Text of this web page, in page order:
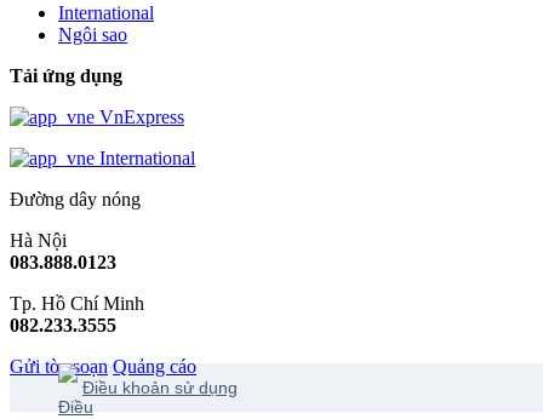
International
Ngôi sao
Tải ứng dụng
VnExpress
International
Đường dây nóng
Hà Nội
083.888.0123
Tp. Hồ Chí Minh
082.233.3555
Gửi tòa soạn Quảng cáo
Điều khoản sử dụng